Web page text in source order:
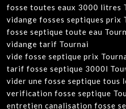
fosse toutes eaux 3000 litres
vidange fosses septiques prix
fosse septique toute eau
vidange tarif Tournai
vide fosse septique prix
tarif fosse septique 3000l
vider une fosse septique tous
verification fosse septique
entretien canalisation fosse